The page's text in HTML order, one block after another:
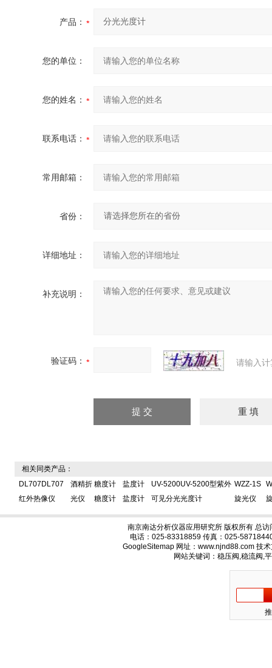
产品：
您的单位：
您的姓名：
联系电话：
常用邮箱：
省份：
详细地址：
补充说明：
验证码： 请输入
相关同类产品：
DL707DL707
红外热像仪
酒精折
光仪
糖度计
糖度计
盐度计
盐度计
UV-5200UV-5200型紫外
可见分光光度计
WZZ-1S
旋光仪
南京南达分析仪器应用研究所 版权所有 总访
电话：025-83318859 传真：025-
GoogleSitemap 网址：www.njnd88.com 技
网站关键词：稳压阀,稳流阀,